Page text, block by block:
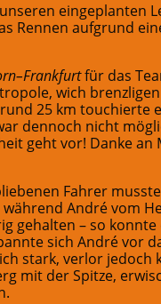
eingeplanten
Rennen aufgrund
für das
wich
25 km touchierte
dennoch nicht
geht vor! Danke
Fahrer
André vom
gehalten – so
sich André vor
stark, verlor jedoch
mit der Spitze,